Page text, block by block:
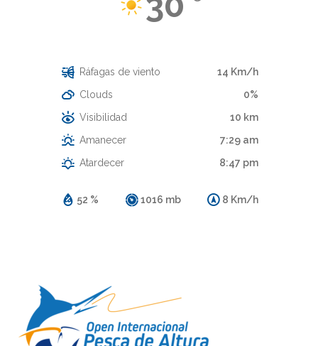
52 % 1016 mb 8 Km/h
Ráfagas de viento
14 Km/h
Clouds
0%
Visibilidad
10 km
Amanecer
7:29 am
Atardecer
8:47 pm